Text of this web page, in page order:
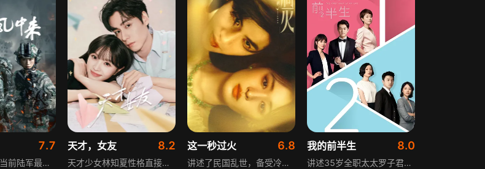
7.7
本剧通过描述当前陆军最具新型作战特色的特战、空突、侦察、信息等代表性兵种的官兵练兵备战，在历次实战演习中磨砺意志技能、逐渐形成新质作战能力等故事，反映了某集团军党委坚决落实习主席新时代强军思想，着眼打造一流陆军，谋划转型，大力推进战斗力建设的历史担当，浓缩了陆军官兵改革面前备战打仗矢志强军的铁血追求、展现了新时代陆军官兵积极投身军队转型的全新风貌，是一部融合备战打仗、青春成长励志、英雄主义传承，同时将军人荣誉、使命、爱情熔为一炉的军事题材正能量大剧。
天才，女友 8.2
天才少女林知夏性格直接、不善交际，从小没有好友。考入省一中后，她因解题比拼与性格阳光的学霸江逾白相识并成为同桌。作为社交达人的江逾白帮林知夏融入集体交到汤婷婷、段启言、沈负暄、金百慧等朋友，林知夏为表达感谢帮他补习功课，两人渐渐从竞争走向互助，最终成为最好的朋友。俩人还一同解决同学被骗、一起参加社团活动与省数学竞赛，在这个过程中，江逾白对林知夏感情渐深，但只把爱意埋在心里。林知夏被保送复旦后，江逾白准备在毕业之旅对她告白，却因母亲卷入诈骗案而遗憾离开，俩人最终能否冲破阻碍走到一起
这一秒过火 6.8
讲述了民国乱世，备受冷眼的世家少爷慕容清峄与饱受苦难的复仇孤女任素素阴差阳错结缘相识，却因误会含恨而别。两人再重逢，却身份错位，陷入爱恨交织的极限拉扯中。二人历经世事波折与生离死别，最后携手直面乱世危局。
我的前半生 8.0
讲述35岁全职太太罗子君因丈夫突然离婚陷入人生谷底，带孩子闯入社会，从安逸走向落魄。贺涵作为事业有成的精英，平静生活被罗子君打破，需应对各类突发状况。生活逼迫罗子君重拾骨气，贺涵也收获温暖，二人历经波折，罗子君实现自我成长，贺涵也找到人生新方向，展现都市女性蜕变与情感纠葛。